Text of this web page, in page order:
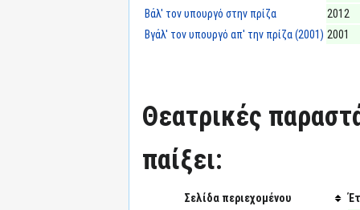
Βάλ' τον υπουργό στην πρίζα
2012
Βγάλ' τον υπουργό απ' την πρίζα (2001) 2001
Θεατρικές
παίξει:
Σελίδα περιεχομένου